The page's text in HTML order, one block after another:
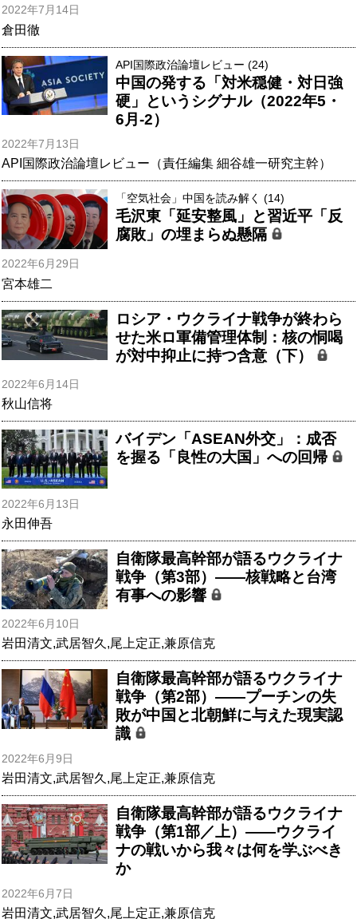
2022年7月14日
倉田徹
API国際政治論壇レビュー (24)
中国の発する「対米穏健・対日強
硬」というシグナル（2022年5・
6月-2）
2022年7月13日
API国際政治論壇レビュー（責任編集 細谷雄一研究主幹）
「空気社会」中国を読み解く (14)
毛沢東「延安整風」と習近平「反
腐敗」の埋まらぬ懸隔
2022年6月29日
宮本雄二
ロシア・ウクライナ戦争が終わら
せた米ロ軍備管理体制：核の恫喝
が対中抑止に持つ含意（下）
2022年6月14日
秋山信将
バイデン「ASEAN外交」：成否
を握る「良性の大国」への回帰
2022年6月13日
永田伸吾
自衛隊最高幹部が語るウクライナ
戦争（第3部）――核戦略と台湾
有事への影響
2022年6月10日
岩田清文,武居智久 ,尾上定正,兼原信克
自衛隊最高幹部が語るウクライナ
戦争（第2部）――プーチンの失
敗が中国と北朝鮮に与えた現実認
識
2022年6月9日
岩田清文,武居智久 ,尾上定正,兼原信克
自衛隊最高幹部が語るウクライナ
戦争（第1部／上）――ウクライ
ナの戦いから我々は何を学ぶべき
か
2022年6月7日
岩田清文,武居智久 ,尾上定正,兼原信克